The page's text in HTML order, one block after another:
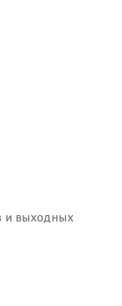
и выходных